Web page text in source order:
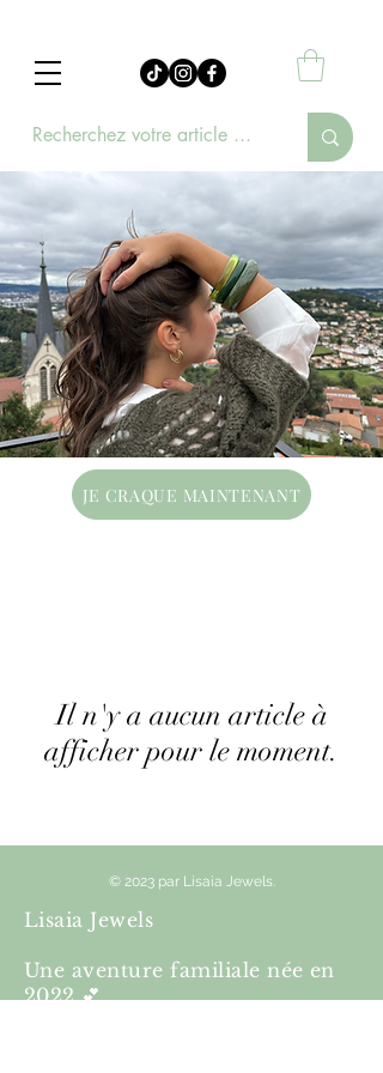
JE CRAQUE MAINTENANT
Il n'y a aucun article à
afficher pour le moment.
© 2023 par Lisaia Jewels.
Lisaia Jewels
Une aventure familiale née en
2022 💕